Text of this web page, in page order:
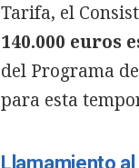
Tarifa, el
140.000 euros
del Programa
para esta
Llamamiento